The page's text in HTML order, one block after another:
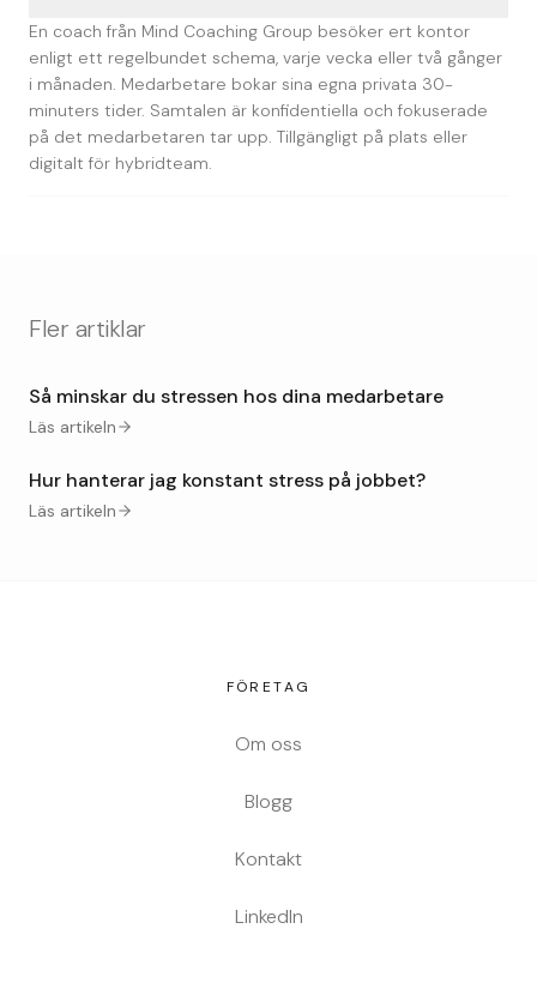
En coach från Mind Coaching Group besöker ert kontor
enligt ett regelbundet schema, varje vecka eller två gånger
i månaden. Medarbetare bokar sina egna privata 30-
minuters tider. Samtalen är konfidentiella och fokuserade
på det medarbetaren tar upp. Tillgängligt på plats eller
digitalt för hybridteam.
Fler artiklar
Så minskar du stressen hos dina medarbetare
Läs artikeln
Hur hanterar jag konstant stress på jobbet?
Läs artikeln
FÖRETAG
Om oss
Blogg
Kontakt
LinkedIn